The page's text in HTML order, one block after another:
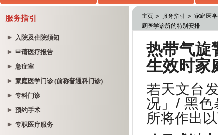
服务指引
入院及住院须知
申请医疗报告
急症室
家庭医学门诊 (前称普通科门诊)
专科门诊
预约手术
专职医疗服务
主页 服务指引
家庭医
庭医学诊所的特别安排